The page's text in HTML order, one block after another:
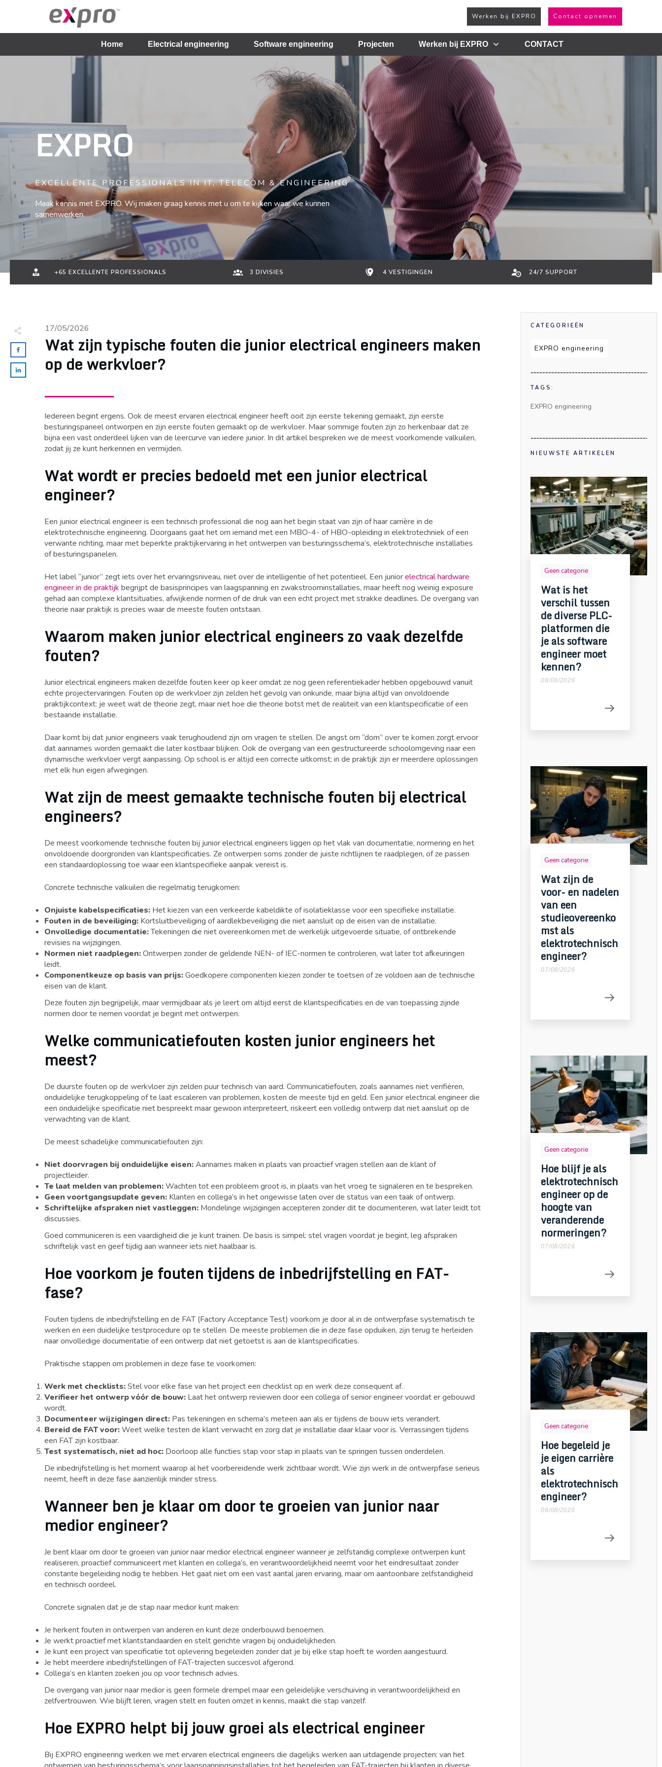
Werken bij EXPRO Contact opnemen
Home Electrical engineering Software engineering Projecten Werken bij EXPRO CONTACT
EXPRO
EXCELLENTE PROFESSIONALS IN IT, TELECOM & ENGINEERING
Maak kennis met EXPRO. Wij maken graag kennis met u om te kijken waar we kunnen
samenwerken.
+65 EXCELLENTE PROFESSIONALS 3 DIVISIES 4 VESTIGINGEN 24/7 SUPPORT
17/05/2026
Wat zijn typische fouten die junior electrical engineers maken
op de werkvloer?
Iedereen begint ergens. Ook de meest ervaren electrical engineer heeft ooit zijn eerste tekening gemaakt, zijn eerste
besturingspaneel ontworpen en zijn eerste fouten gemaakt op de werkvloer. Maar sommige fouten zijn zo herkenbaar dat ze
bijna een vast onderdeel lijken van de leercurve van iedere junior. In dit artikel bespreken we de meest voorkomende valkuilen,
zodat jij ze kunt herkennen en vermijden.
Wat wordt er precies bedoeld met een junior electrical
engineer?
Een junior electrical engineer is een technisch professional die nog aan het begin staat van zijn of haar carrière in de
elektrotechnische engineering. Doorgaans gaat het om iemand met een MBO-4- of HBO-opleiding in elektrotechniek of een
verwante richting, maar met beperkte praktijkervaring in het ontwerpen van besturingsschema’s, elektrotechnische installaties
of besturingspanelen.
Het label “junior” zegt iets over het ervaringsniveau, niet over de intelligentie of het potentieel. Een juniorelectrical hardware
engineer in de praktijk begrijpt de basisprincipes van laagspanning en zwakstroominstallaties, maar heeft nog weinig exposure
gehad aan complexe klantsituaties, afwijkende normen of de druk van een echt project met strakke deadlines. De overgang van
theorie naar praktijk is precies waar de meeste fouten ontstaan.
Waarom maken junior electrical engineers zo vaak dezelfde
fouten?
Junior electrical engineers maken dezelfde fouten keer op keer omdat ze nog geen referentiekader hebben opgebouwd vanuit
echte projectervaringen. Fouten op de werkvloer zijn zelden het gevolg van onkunde, maar bijna altijd van onvoldoende
praktijkcontext: je weet wat de theorie zegt, maar niet hoe die theorie botst met de realiteit van een klantspecificatie of een
bestaande installatie.
Daar komt bij dat junior engineers vaak terughoudend zijn om vragen te stellen. De angst om “dom” over te komen zorgt ervoor
dat aannames worden gemaakt die later kostbaar blijken. Ook de overgang van een gestructureerde schoolomgeving naar een
dynamische werkvloer vergt aanpassing. Op school is er altijd een correcte uitkomst; in de praktijk zijn er meerdere oplossingen
met elk hun eigen afwegingen.
Wat zijn de meest gemaakte technische fouten bij electrical
engineers?
De meest voorkomende technische fouten bij junior electrical engineers liggen op het vlak van documentatie, normering en het
onvoldoende doorgronden van klantspecificaties. Ze ontwerpen soms zonder de juiste richtlijnen te raadplegen, of ze passen
een standaardoplossing toe waar een klantspecifieke aanpak vereist is.
Concrete technische valkuilen die regelmatig terugkomen:
Onjuiste kabelspecificaties: Het kiezen van een verkeerde kabeldikte of isolatieklasse voor een specifieke installatie.
Fouten in de beveiliging: Kortsluitbeveiliging of aardlekbeveiliging die niet aansluit op de eisen van de installatie.
Onvolledige documentatie:Tekeningen die niet overeenkomen met de werkelijk uitgevoerde situatie, of ontbrekende
revisies na wijzigingen.
Normen niet raadplegen:Ontwerpen zonder de geldende NEN- of IEC-normen te controleren, wat later tot afkeuringen
leidt.
Componentkeuze op basis van prijs:Goedkopere componenten kiezen zonder te toetsen of ze voldoen aan de technische
eisen van de klant.
Deze fouten zijn begrijpelijk, maar vermijdbaar als je leert om altijd eerst de klantspecificaties en de van toepassing zijnde
normen door te nemen voordat je begint met ontwerpen.
Welke communicatiefouten kosten junior engineers het
meest?
De duurste fouten op de werkvloer zijn zelden puur technisch van aard. Communicatiefouten, zoals aannames niet verifiëren,
onduidelijke terugkoppeling of te laat escaleren van problemen, kosten de meeste tijd en geld. Een junior electrical engineer die
een onduidelijke specificatie niet bespreekt maar gewoon interpreteert, riskeert een volledig ontwerp dat niet aansluit op de
verwachting van de klant.
De meest schadelijke communicatiefouten zijn:
Niet doorvragen bij onduidelijke eisen:Aannames maken in plaats van proactief vragen stellen aan de klant of
projectleider.
Te laat melden van problemen:Wachten tot een probleem groot is, in plaats van het vroeg te signaleren en te bespreken.
Geen voortgangsupdate geven: Klanten en collega’s in het ongewisse laten over de status van een taak of ontwerp.
Schriftelijke afspraken niet vastleggen: Mondelinge wijzigingen accepteren zonder dit te documenteren, wat later leidt tot
discussies.
Goed communiceren is een vaardigheid die je kunt trainen. De basis is simpel: stel vragen voordat je begint, leg afspraken
schriftelijk vast en geef tijdig aan wanneer iets niet haalbaar is.
Hoe voorkom je fouten tijdens de inbedrijfstelling en FAT-
fase?
Fouten tijdens de inbedrijfstelling en de FAT (Factory Acceptance Test) voorkom je door al in de ontwerpfase systematisch te
werken en een duidelijke testprocedure op te stellen. De meeste problemen die in deze fase opduiken, zijn terug te herleiden
naar onvolledige documentatie of een ontwerp dat niet getoetst is aan de klantspecificaties.
Praktische stappen om problemen in deze fase te voorkomen:
Werk met checklists:Stel voor elke fase van het project een checklist op en werk deze consequent af.
Verifieer het ontwerp vóór de bouw: Laat het ontwerp reviewen door een collega of senior engineer voordat er gebouwd
wordt.
Documenteer wijzigingen direct: Pas tekeningen en schema’s meteen aan als er tijdens de bouw iets verandert.
Bereid de FAT voor:Weet welke testen de klant verwacht en zorg dat je installatie daar klaar voor is. Verrassingen tijdens
een FAT zijn kostbaar.
Test systematisch, niet ad hoc: Doorloop alle functies stap voor stap in plaats van te springen tussen onderdelen.
De inbedrijfstelling is het moment waarop al het voorbereidende werk zichtbaar wordt. Wie zijn werk in de ontwerpfase serieus
neemt, heeft in deze fase aanzienlijk minder stress.
Wanneer ben je klaar om door te groeien van junior naar
medior engineer?
Je bent klaar om door te groeien van junior naar medior electrical engineer wanneer je zelfstandig complexe ontwerpen kunt
realiseren, proactief communiceert met klanten en collega’s, en verantwoordelijkheid neemt voor het eindresultaat zonder
constante begeleiding nodig te hebben. Het gaat niet om een vast aantal jaren ervaring, maar om aantoonbare zelfstandigheid
en technisch oordeel.
Concrete signalen dat je de stap naar medior kunt maken:
Je herkent fouten in ontwerpen van anderen en kunt deze onderbouwd benoemen.
Je werkt proactief met klantstandaarden en stelt gerichte vragen bij onduidelijkheden.
Je kunt een project van specificatie tot oplevering begeleiden zonder dat je bij elke stap hoeft te worden aangestuurd.
Je hebt meerdere inbedrijfstellingen of FAT-trajecten succesvol afgerond.
Collega’s en klanten zoeken jou op voor technisch advies.
De overgang van junior naar medior is geen formele drempel maar een geleidelijke verschuiving in verantwoordelijkheid en
zelfvertrouwen. Wie blijft leren, vragen stelt en fouten omzet in kennis, maakt die stap vanzelf.
Hoe EXPRO helpt bij jouw groei als electrical engineer
Bij EXPRO engineering werken we met ervaren electrical engineers die dagelijks werken aan uitdagende projecten: van het
CATEGORIEËN
EXPRO engineering
TAGS:
EXPRO engineering
NIEUWSTE ARTIKELEN
Geen categorie
Wat is het
verschil tussen
de diverse PLC-
platformen die
je als software
engineer moet
kennen?
08/08/2026
Geen categorie
Wat zijn de
voor- en nadelen
van een
studieovereenko
mst als
elektrotechnisch
engineer?
07/08/2026
Geen categorie
Hoe blijf je als
elektrotechnisch
engineer op de
hoogte van
veranderende
normeringen?
07/08/2026
Geen categorie
Hoe begeleid je
je eigen carrière
als
elektrotechnisch
engineer?
06/08/2026